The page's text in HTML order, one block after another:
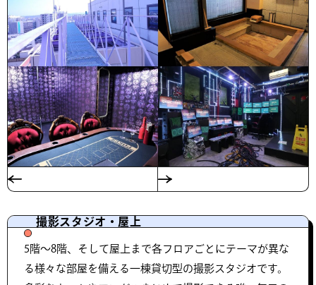
撮影スタジオ・屋上
5階〜8階、そして屋上まで各フロアごとにテーマが異な
る様々な部屋を備える一棟貸切型の撮影スタジオです。